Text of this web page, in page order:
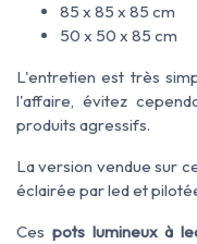
85 x 85 x 85 cm
50 x 50 x 85 cm
L'entretien est très
l'affaire, évitez
produits agressifs.
La version vendue sur
éclairée par led et
Ces pots lumineux à